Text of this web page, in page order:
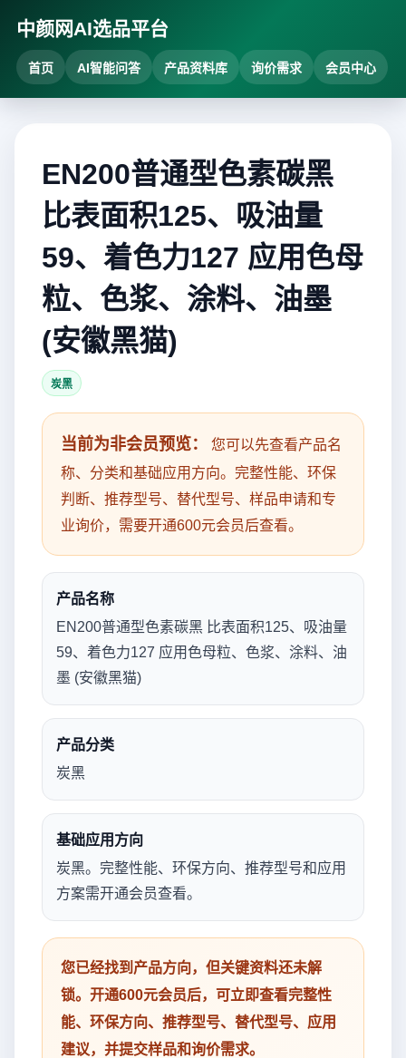
中颜网AI选品平台
首页 AI智能问答 产品资料库 询价需求 会员中心
EN200普通型色素碳黑
比表面积125、吸油量
59、着色力127 应用色母
粒、色浆、涂料、油墨
(安徽黑猫)
炭黑
当前为非会员预览：
您可以先查看产品名
称、分类和基础应用方向。完整性能、环保
判断、推荐型号、替代型号、样品申请和专
业询价，需要开通600元会员后查看。
产品名称
EN200普通型色素碳黑 比表面积125、吸油量
59、着色力127 应用色母粒、色浆、涂料、油
墨 (安徽黑猫)
产品分类
炭黑
基础应用方向
炭黑。完整性能、环保方向、推荐型号和应用
方案需开通会员查看。
您已经找到产品方向，但关键资料还未解
锁。开通600元会员后，可立即查看完整性
能、环保方向、推荐型号、替代型号、应用
建议，并提交样品和询价需求。